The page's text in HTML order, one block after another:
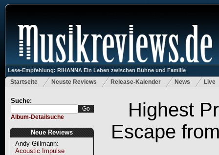
Lese-Empfehlung: RIHANNA Ein Leben zwischen Bühne und Familie
Startseite Neuste Reviews Release-Kalender News Live
Suche:
Album-Detailsuche
Neue Reviews
Andy Gillmann:
Acoustic Impulse
Highest
Escape